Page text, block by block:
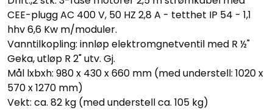
CEE-plugg AC 400 V, 50 HZ 2,8 A - tetthet IP 54 - 1,1
hhv 6,6 Kw m/moduler.
Vanntilkopling: innløp elektromgnetventil med R ½"
Geka, utløp R 2" utv. Gj.
Mål lxbxh: 980 x 430 x 660 mm (med understell: 1020 x
570 x 1270 mm)
Vekt: ca. 82 kg (med understell ca. 105 kg)